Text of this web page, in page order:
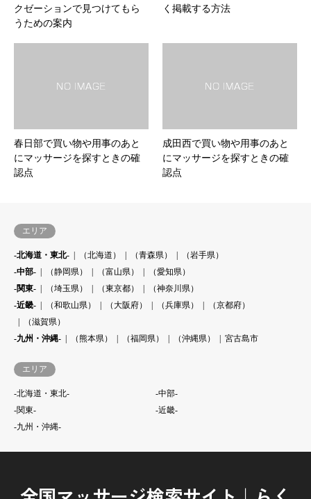
クゼーションで見つけてもら
うための案内
く掲載する方法
春日部で買い物や用事のあと
にマッサージを探すときの確
認点
成田西で買い物や用事のあと
にマッサージを探すときの確
認点
エリア
-北海道・東北- （北海道） （青森県）
（岩手県）
-中部-
（静岡県） （富山県）
（愛知県）
-関東-
（埼玉県） （東京都）
（神奈川県）
-近畿-
（和歌山県） （大阪府） （兵庫県）
（京都府）
（滋賀県）
-九州・沖縄-
（熊本県） （福岡県） （沖縄県） 宮古島市
エリア
-北海道・東北-
-中部-
-関東-
-近畿-
-九州・沖縄-